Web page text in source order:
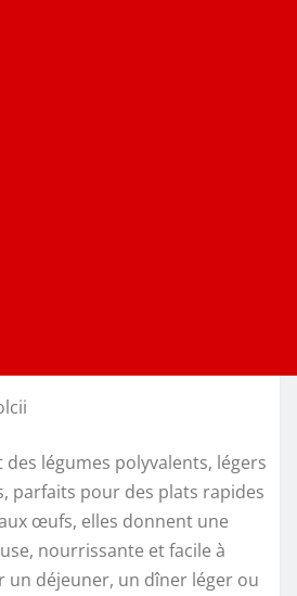
légumes polyvalents, légers
parfaits pour des plats rapides
œufs, elles donnent une
nourrissante et facile à
un déjeuner, un dîner léger ou